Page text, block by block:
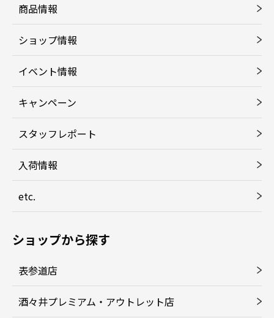
商品情報
ショップ情報
イベント情報
キャンペーン
スタッフレポート
入荷情報
etc.
ショップから探す
表参道店
酒々井プレミアム・アウトレット店